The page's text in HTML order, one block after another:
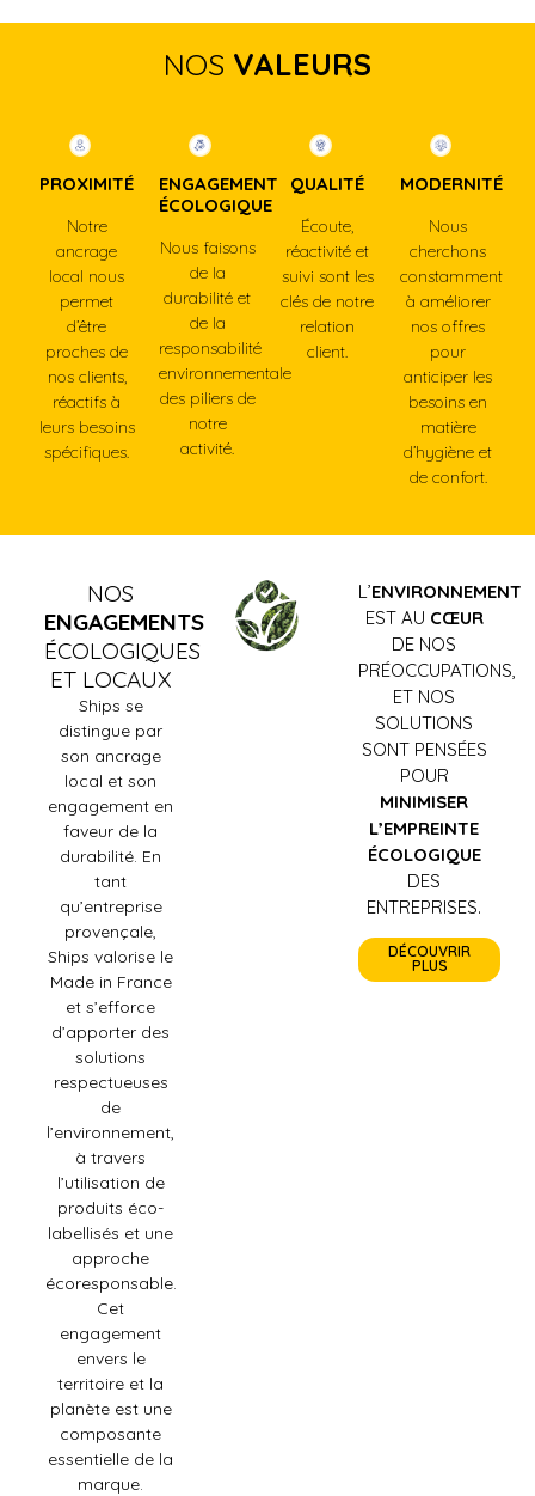
NOS VALEURS
PROXIMITÉ
Notre
ancrage
local nous
permet
d’être
proches de
nos clients,
réactifs à
leurs besoins
spécifiques.
ENGAGEMENT
ÉCOLOGIQUE
Nous faisons
de la
durabilité et
de la
responsabilité
environnementale
des piliers de
notre
activité.
QUALITÉ
Écoute,
réactivité et
suivi sont les
clés de notre
relation
client.
MODERNITÉ
Nous
cherchons
constamment
à améliorer
nos offres
pour
anticiper les
besoins en
matière
d’hygiène et
de confort.
NOS
ENGAGEMENTS
ÉCOLOGIQUES
ET LOCAUX
Ships se
distingue par
son ancrage
local et son
engagement en
faveur de la
durabilité. En
tant
qu’entreprise
provençale,
Ships valorise le
Made in France
et s’efforce
d’apporter des
solutions
respectueuses
de
l’environnement,
à travers
l’utilisation de
produits éco-
labellisés et une
approche
écoresponsable.
Cet
engagement
envers le
territoire et la
planète est une
composante
essentielle de la
marque.
L’ENVIRONNEMENT
EST AU CŒUR
DE NOS
PRÉOCCUPATIONS,
ET NOS
SOLUTIONS
SONT PENSÉES
POUR
MINIMISER
L’EMPREINTE
ÉCOLOGIQUE
DES
ENTREPRISES.
DÉCOUVRIR
PLUS